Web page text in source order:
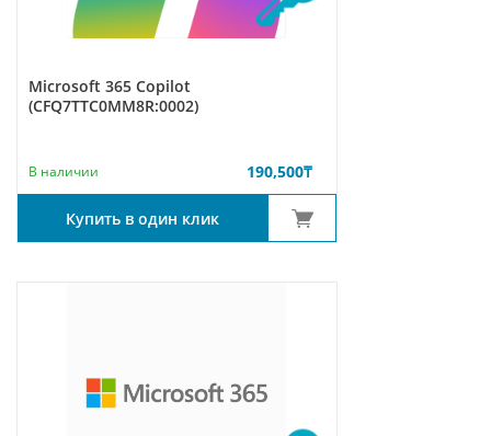
Microsoft 365 Copilot
(CFQ7TTC0MM8R:0002)
В наличии 190,500₸
Купить в один клик